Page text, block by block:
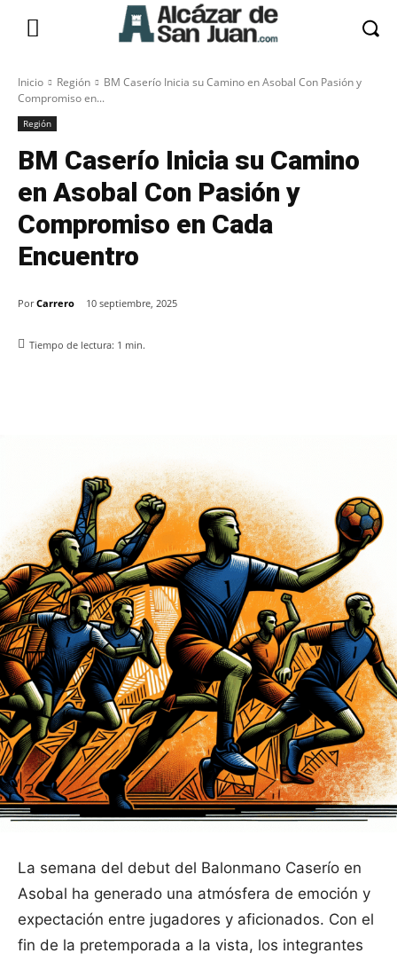
Inicio Región
BM Caserío Inicia su Camino en Asobal Con Pasión y
Compromiso en...
Región
BM Caserío Inicia su Camino
en Asobal Con Pasión y
Compromiso en Cada
Encuentro
Por Carrero 10 septiembre, 2025
Tiempo de lectura: 1 min.
La semana del debut del Balonmano Caserío en
Asobal ha generado una atmósfera de emoción y
expectación entre jugadores y aficionados. Con el
fin de la pretemporada a la vista, los integrantes